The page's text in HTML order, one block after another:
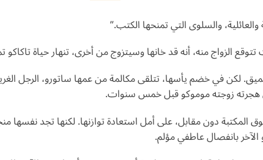
والسلوى التي تمنحها الكتب.”
الزواج منه، أنه قد خانها وسيتزوج من أخرى، تنهار حياة تاكاكو
لكن في خضم يأسها، تتلقى مكالمة من عمها ساتورو، الرجل
هجرته زوجته موموكو قبل خمس سنوات.
المكتبة دون مقابل، على أمل استعادة توازنها. لكنها تجد نفسها
بانفصال عاطفي مؤلم.